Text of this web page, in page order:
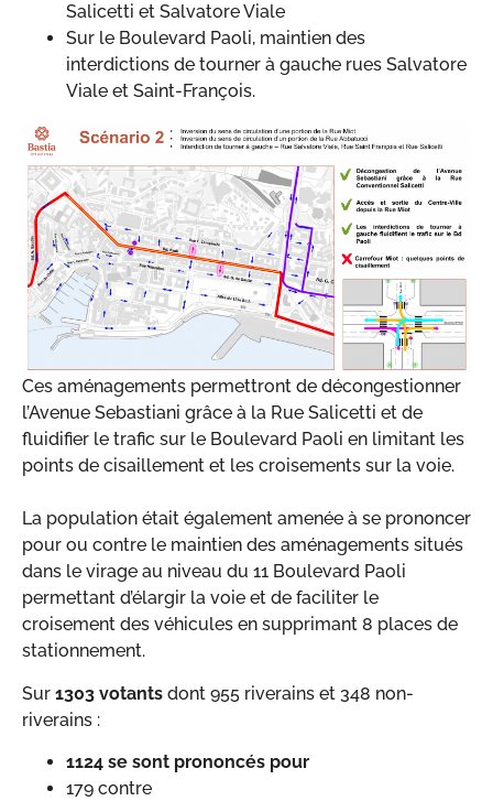
Salicetti et Salvatore Viale
Sur le Boulevard Paoli, maintien des
interdictions de tourner à gauche rues Salvatore
Viale et Saint-François.
Ces aménagements permettront de décongestionner
l’Avenue Sebastiani grâce à la Rue Salicetti et de
fluidifier le trafic sur le Boulevard Paoli en limitant les
points de cisaillement et les croisements sur la voie.
La population était également amenée à se prononcer
pour ou contre le maintien des aménagements situés
dans le virage au niveau du 11 Boulevard Paoli
permettant d’élargir la voie et de faciliter le
croisement des véhicules en supprimant 8 places de
stationnement.
Sur 1303 votants dont 955 riverains et 348 non-
riverains :
1124 se sont prononcés pour
179 contre